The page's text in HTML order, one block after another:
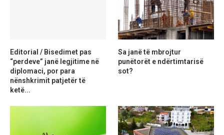
Editorial / Bisedimet pas
“perdeve” janë legjitime në
diplomaci, por para
nënshkrimit patjetër të
ketë...
Sa janë të mbrojtur
punëtorët e ndërtimtarisë
sot?